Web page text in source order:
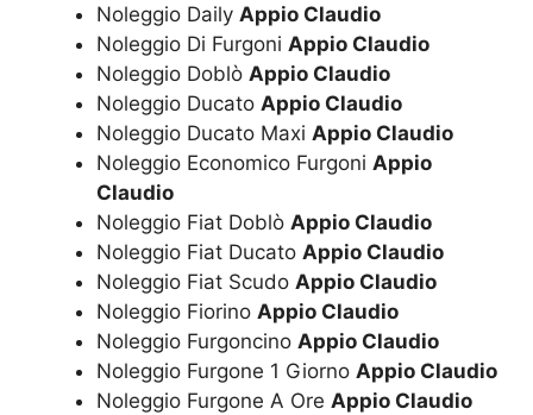
Noleggio Daily Appio Claudio
Noleggio Di Furgoni Appio Claudio
Noleggio Doblò Appio Claudio
Noleggio Ducato Appio Claudio
Noleggio Ducato Maxi Appio Claudio
Noleggio Economico Furgoni Appio
Claudio
Noleggio Fiat Doblò Appio Claudio
Noleggio Fiat Ducato Appio Claudio
Noleggio Fiat Scudo Appio Claudio
Noleggio Fiorino Appio Claudio
Noleggio Furgoncino Appio Claudio
Noleggio Furgone 1 Giorno Appio Claudio
Noleggio Furgone A Ore Appio Claudio